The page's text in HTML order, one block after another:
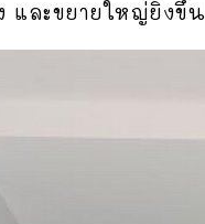
และขยายใหญ่ยิ่งขึ้น